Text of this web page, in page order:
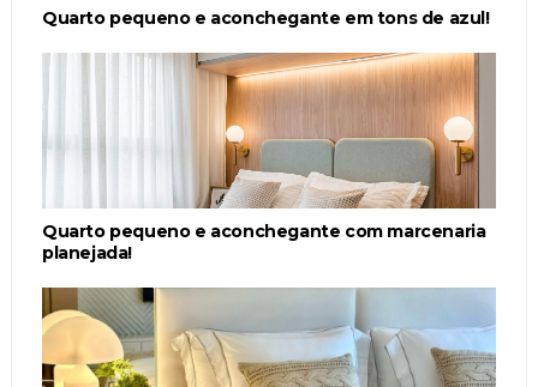
Quarto pequeno e aconchegante em tons de azul!
Quarto pequeno e aconchegante com marcenaria
planejada!